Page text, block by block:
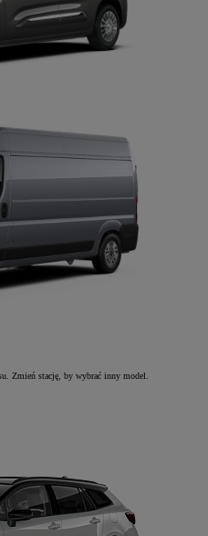
Zmień stację, by wybrać inny model.